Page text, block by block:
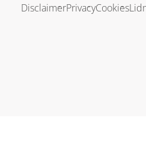
DisclaimerPrivacyCookies